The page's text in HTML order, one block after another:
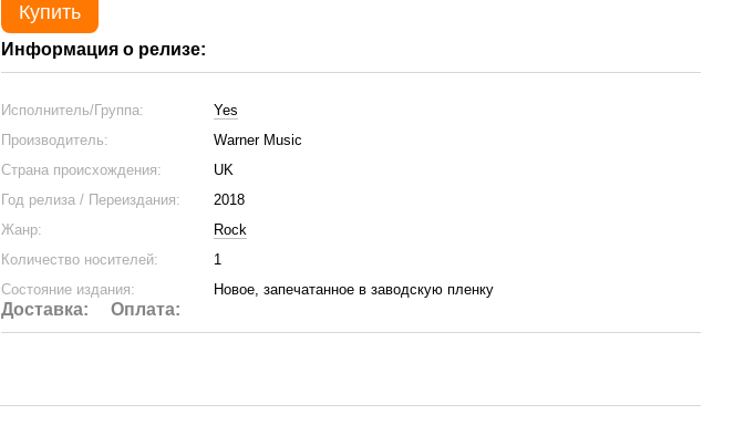
Купить
Информация о релизе:
Исполнитель/Группа:
Yes
Производитель:
Warner Music
Страна происхождения:
UK
Год релиза / Переиздания:
2018
Жанр:
Rock
Количество носителей:
1
Состояние издания:
Новое, запечатанное в заводскую пленку
Доставка: Оплата: